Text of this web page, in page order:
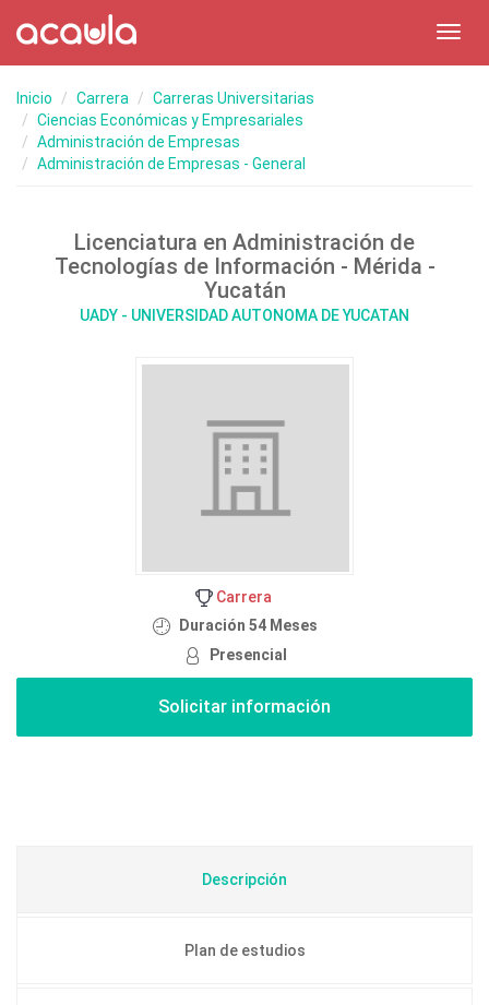
Inicio Carrera
Carreras Universitarias
Ciencias Económicas y Empresariales
Administración de Empresas
Administración de Empresas - General
Licenciatura en Administración de
Tecnologías de Información - Mérida -
Yucatán
UADY - UNIVERSIDAD AUTONOMA DE YUCATAN
Carrera
Duración 54 Meses
Presencial
Descripción
Plan de estudios